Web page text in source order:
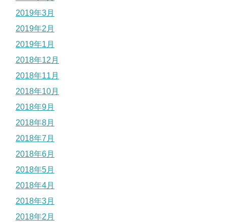
2019年3月
2019年2月
2019年1月
2018年12月
2018年11月
2018年10月
2018年9月
2018年8月
2018年7月
2018年6月
2018年5月
2018年4月
2018年3月
2018年2月